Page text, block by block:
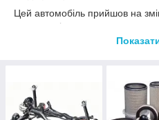
Цей автомобіль прийшов на
чергу, замість нього тепер
Спринтер I -
- автобус;
- фургон;